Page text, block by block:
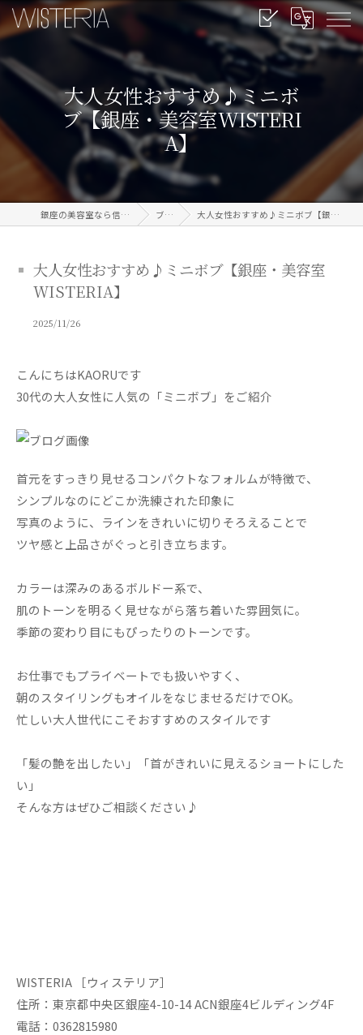
大人女性おすすめ♪ミニボ
ブ【銀座・美容室WISTERI
A】
銀座の美容室なら信頼のWISTERIA ブログ 大人女性おすすめ♪ミニボブ【銀座・美容室WISTERIA】
大人女性おすすめ♪ミニボブ【銀座・美容室
WISTERIA】
2025/11/26
こんにちはKAORUです
30代の大人女性に人気の「ミニボブ」をご紹介
首元をすっきり見せるコンパクトなフォルムが特徴で、
シンプルなのにどこか洗練された印象に
写真のように、ラインをきれいに切りそろえることで
ツヤ感と上品さがぐっと引き立ちます。
カラーは深みのあるボルドー系で、
肌のトーンを明るく見せながら落ち着いた雰囲気に。
季節の変わり目にもぴったりのトーンです。
お仕事でもプライベートでも扱いやすく、
朝のスタイリングもオイルをなじませるだけでOK。
忙しい大人世代にこそおすすめのスタイルです
「髪の艶を出したい」「首がきれいに見えるショートにした
い」
そんな方はぜひご相談ください♪
WISTERIA ［ウィステリア］
住所：東京都中央区銀座4-10-14 ACN銀座4ビルディング4F
電話：0362815980